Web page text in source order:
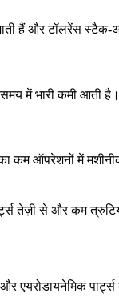
हैं और टॉलरेंस
भारी कमी आती है।
कम ऑपरेशनों में
तेज़ी से और कम
एयरोडायनेमिक